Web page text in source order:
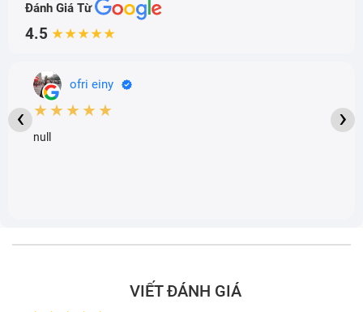
Đánh Giá Từ
4.5 ★★★★★
ofri einy
★★★★★
null
‹ ›
VIẾT ĐÁNH GIÁ